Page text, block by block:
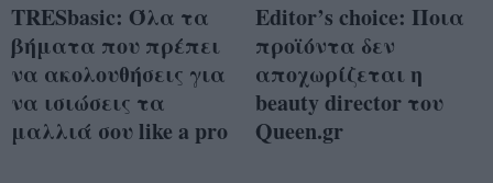
TRESbasic: Όλα τα
βήματα που πρέπει
να ακολουθήσεις για
να ισιώσεις τα
μαλλιά σου like a pro
Editor’s choice: Ποια
προϊόντα δεν
αποχωρίζεται η
beauty director του
Queen.gr